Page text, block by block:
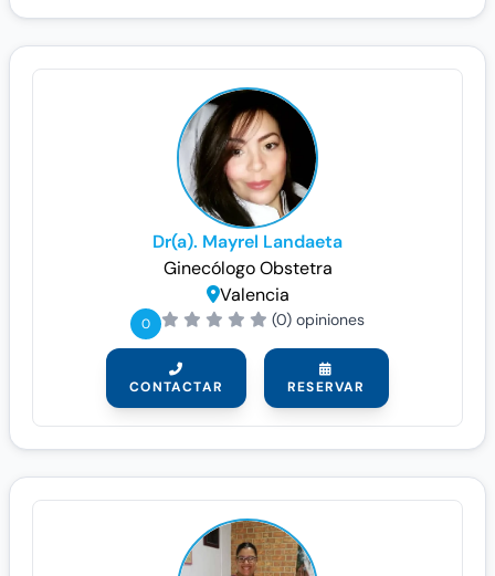
Dr(a). Mayrel Landaeta
GinecólogoObstetra
Valencia
0 (0) opiniones
CONTACTAR RESERVAR